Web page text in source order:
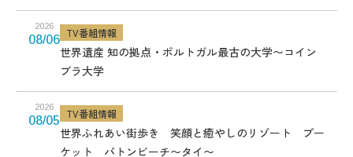
2026
08/06
TV番組情報
世界遺産 知の拠点・ポルトガル最古の大学〜コイン
ブラ大学
2026
08/05
TV番組情報
世界ふれあい街歩き 笑顔と癒やしのリゾート プー
ケット パトンビーチ〜タイ〜